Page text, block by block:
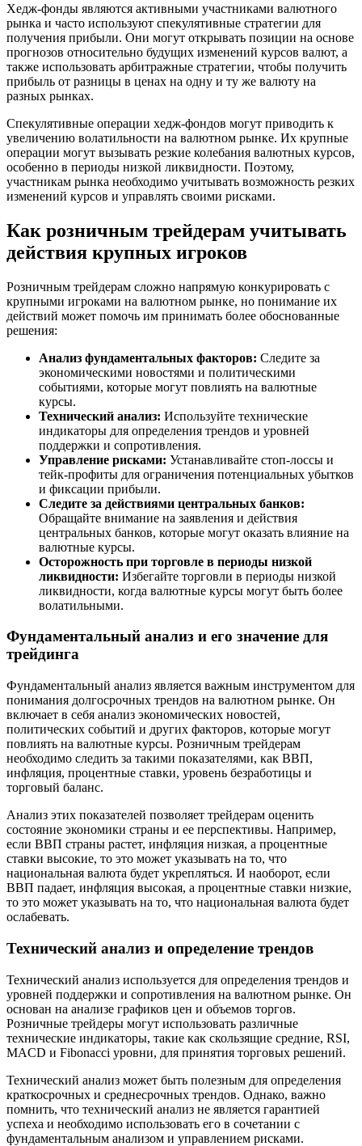
Хедж-фонды являются активными участниками валютного
рынка и часто используют спекулятивные стратегии для
получения прибыли. Они могут открывать позиции на основе
прогнозов относительно будущих изменений курсов валют, а
также использовать арбитражные стратегии, чтобы получить
прибыль от разницы в ценах на одну и ту же валюту на
разных рынках.
Спекулятивные операции хедж-фондов могут приводить к
увеличению волатильности на валютном рынке. Их крупные
операции могут вызывать резкие колебания валютных курсов,
особенно в периоды низкой ликвидности. Поэтому,
участникам рынка необходимо учитывать возможность резких
изменений курсов и управлять своими рисками.
Как розничным трейдерам учитывать
действия крупных игроков
Розничным трейдерам сложно напрямую конкурировать с
крупными игроками на валютном рынке, но понимание их
действий может помочь им принимать более обоснованные
решения:
Анализ фундаментальных факторов: Следите за
экономическими новостями и политическими
событиями, которые могут повлиять на валютные
курсы.
Технический анализ: Используйте технические
индикаторы для определения трендов и уровней
поддержки и сопротивления.
Управление рисками: Устанавливайте стоп-лоссы и
тейк-профиты для ограничения потенциальных убытков
и фиксации прибыли.
Следите за действиями центральных банков:
Обращайте внимание на заявления и действия
центральных банков, которые могут оказать влияние на
валютные курсы.
Осторожность при торговле в периоды низкой
ликвидности: Избегайте торговли в периоды низкой
ликвидности, когда валютные курсы могут быть более
волатильными.
Фундаментальный анализ и его значение для
трейдинга
Фундаментальный анализ является важным инструментом для
понимания долгосрочных трендов на валютном рынке. Он
включает в себя анализ экономических новостей,
политических событий и других факторов, которые могут
повлиять на валютные курсы. Розничным трейдерам
необходимо следить за такими показателями, как ВВП,
инфляция, процентные ставки, уровень безработицы и
торговый баланс.
Анализ этих показателей позволяет трейдерам оценить
состояние экономики страны и ее перспективы. Например,
если ВВП страны растет, инфляция низкая, а процентные
ставки высокие, то это может указывать на то, что
национальная валюта будет укрепляться. И наоборот, если
ВВП падает, инфляция высокая, а процентные ставки низкие,
то это может указывать на то, что национальная валюта будет
ослабевать.
Технический анализ и определение трендов
Технический анализ используется для определения трендов и
уровней поддержки и сопротивления на валютном рынке. Он
основан на анализе графиков цен и объемов торгов.
Розничные трейдеры могут использовать различные
технические индикаторы, такие как скользящие средние, RSI,
MACD и Fibonacci уровни, для принятия торговых решений.
Технический анализ может быть полезным для определения
краткосрочных и среднесрочных трендов. Однако, важно
помнить, что технический анализ не является гарантией
успеха и необходимо использовать его в сочетании с
фундаментальным анализом и управлением рисками.